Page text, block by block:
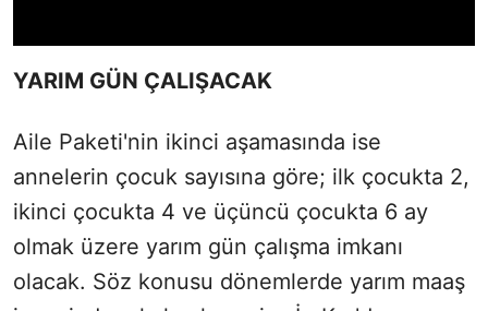
YARIM GÜN ÇALIŞACAK
Aile Paketi'nin ikinci aşamasında ise
annelerin çocuk sayısına göre; ilk çocukta 2,
ikinci çocukta 4 ve üçüncü çocukta 6 ay
olmak üzere yarım gün çalışma imkanı
olacak. Söz konusu dönemlerde yarım maaş